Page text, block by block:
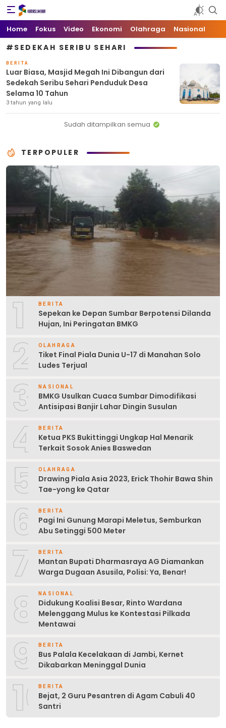
Kata Sumbar
Berita Sumbar Hari Ini
Home Fokus Video Ekonomi Olahraga Nasional
#SEDEKAH SERIBU SEHARI
BERITA
Luar Biasa, Masjid Megah Ini Dibangun dari
Sedekah Seribu Sehari Penduduk Desa
Selama 10 Tahun
3 tahun yang lalu
Sudah ditampilkan semua
TERPOPULER
1 BERITA
Sepekan ke Depan Sumbar Berpotensi Dilanda
Hujan, Ini Peringatan BMKG
2 OLAHRAGA
Tiket Final Piala Dunia U-17 di Manahan Solo
Ludes Terjual
3 NASIONAL
BMKG Usulkan Cuaca Sumbar Dimodifikasi
Antisipasi Banjir Lahar Dingin Susulan
4 BERITA
Ketua PKS Bukittinggi Ungkap Hal Menarik
Terkait Sosok Anies Baswedan
5 OLAHRAGA
Drawing Piala Asia 2023, Erick Thohir Bawa Shin
Tae-yong ke Qatar
6 BERITA
Pagi Ini Gunung Marapi Meletus, Semburkan
Abu Setinggi 500 Meter
7 BERITA
Mantan Bupati Dharmasraya AG Diamankan
Warga Dugaan Asusila, Polisi: Ya, Benar!
8 NASIONAL
Didukung Koalisi Besar, Rinto Wardana
Melenggang Mulus ke Kontestasi Pilkada
Mentawai
9 BERITA
Bus Palala Kecelakaan di Jambi, Kernet
Dikabarkan Meninggal Dunia
10BERITA
Bejat, 2 Guru Pesantren di Agam Cabuli 40
Santri